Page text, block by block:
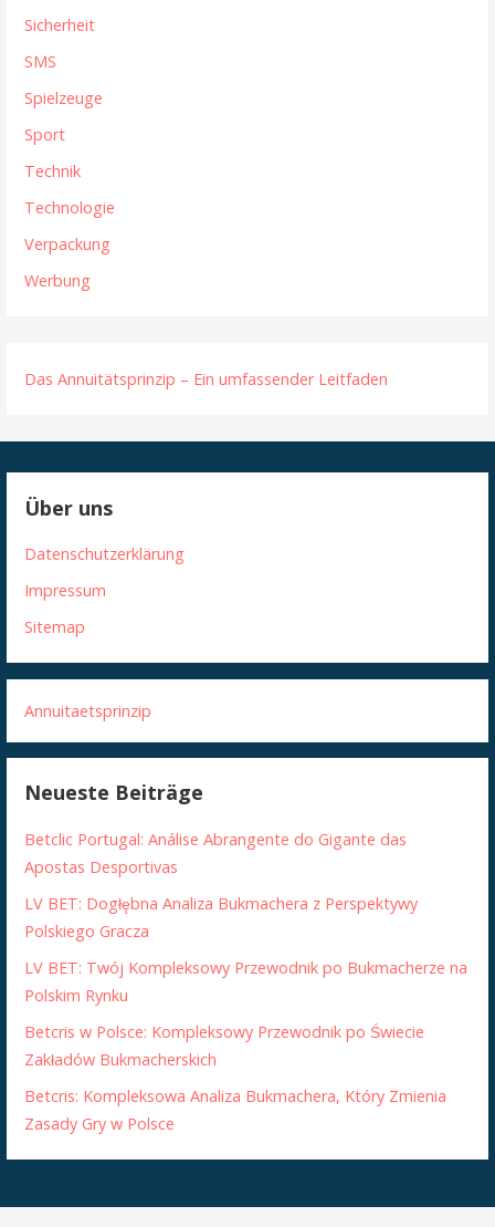
Sicherheit
SMS
Spielzeuge
Sport
Technik
Technologie
Verpackung
Werbung
Das Annuitätsprinzip – Ein umfassender Leitfaden
Über uns
Datenschutzerklärung
Impressum
Sitemap
Annuitaetsprinzip
Neueste Beiträge
Betclic Portugal: Análise Abrangente do Gigante das
Apostas Desportivas
LV BET: Dogłębna Analiza Bukmachera z Perspektywy
Polskiego Gracza
LV BET: Twój Kompleksowy Przewodnik po Bukmacherze na
Polskim Rynku
Betcris w Polsce: Kompleksowy Przewodnik po Świecie
Zakładów Bukmacherskich
Betcris: Kompleksowa Analiza Bukmachera, Który Zmienia
Zasady Gry w Polsce